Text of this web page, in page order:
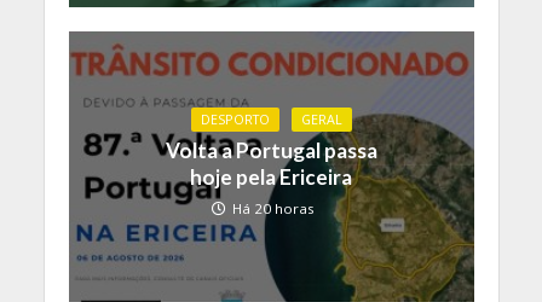
DESPORTO GERAL
Volta a Portugal passa
hoje pela Ericeira
Há 20 horas